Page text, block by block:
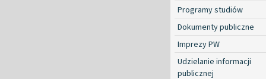
Programy studiów
Dokumenty publiczne
Imprezy PW
Udzielanie informacji
publicznej